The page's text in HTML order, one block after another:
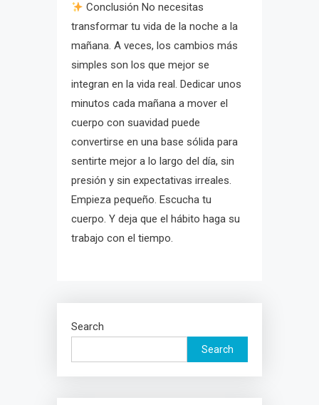
Conclusión No necesitas
transformar tu vida de la noche a la
mañana. A veces, los cambios más
simples son los que mejor se
integran en la vida real. Dedicar unos
minutos cada mañana a mover el
cuerpo con suavidad puede
convertirse en una base sólida para
sentirte mejor a lo largo del día, sin
presión y sin expectativas irreales.
Empieza pequeño. Escucha tu
cuerpo. Y deja que el hábito haga su
trabajo con el tiempo.
Search
Search